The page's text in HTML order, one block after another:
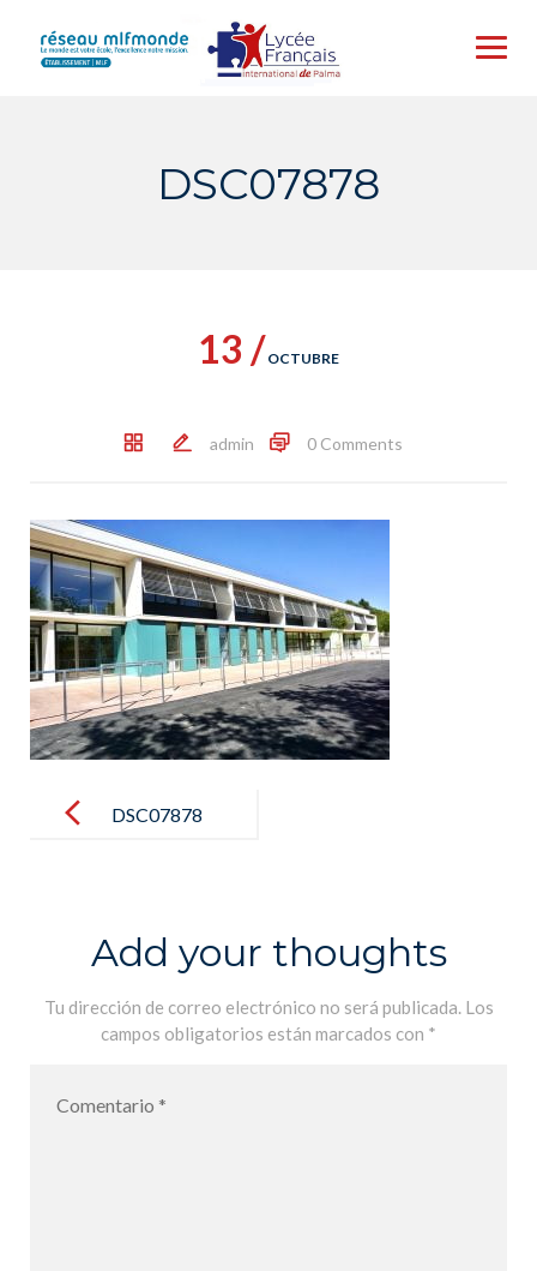
content
DSC07878
13 / OCTUBRE
admin 0 Comments
navigationDSC07878
Add your thoughts
Tu dirección de correo electrónico no será publicada. Los
campos obligatorios están marcados con *